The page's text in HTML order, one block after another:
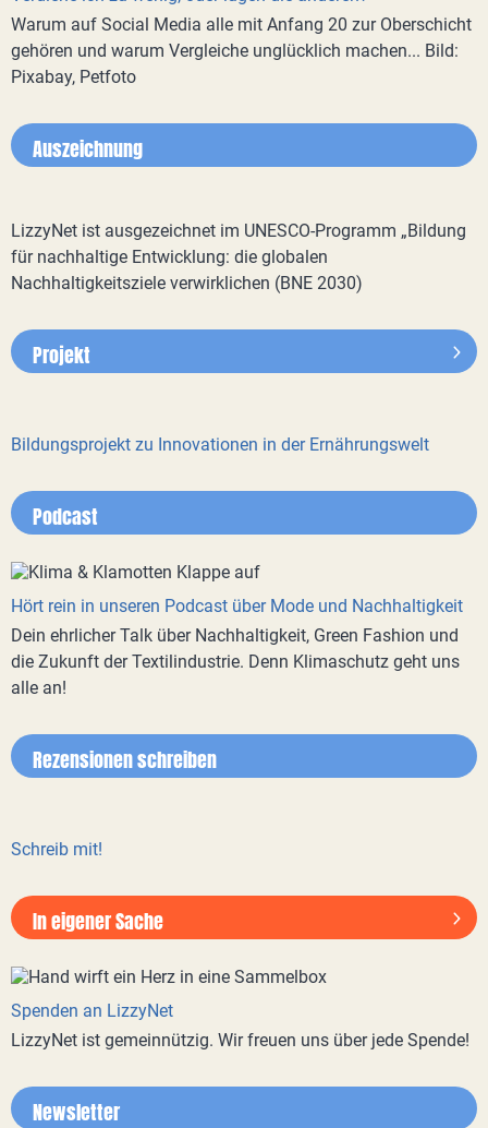
Warum auf Social Media alle mit Anfang 20 zur Oberschicht
gehören und warum Vergleiche unglücklich machen... Bild:
Pixabay, Petfoto
Auszeichnung
LizzyNet ist ausgezeichnet im UNESCO-Programm „Bildung
für nachhaltige Entwicklung: die globalen
Nachhaltigkeitsziele verwirklichen (BNE 2030)
Projekt
Bildungsprojekt zu Innovationen in der Ernährungswelt
Podcast
Hört rein in unseren Podcast über Mode und Nachhaltigkeit
Dein ehrlicher Talk über Nachhaltigkeit, Green Fashion und
die Zukunft der Textilindustrie. Denn Klimaschutz geht uns
alle an!
Rezensionen schreiben
Schreib mit!
In eigener Sache
Spenden an LizzyNet
LizzyNet ist gemeinnützig. Wir freuen uns über jede Spende!
Newsletter